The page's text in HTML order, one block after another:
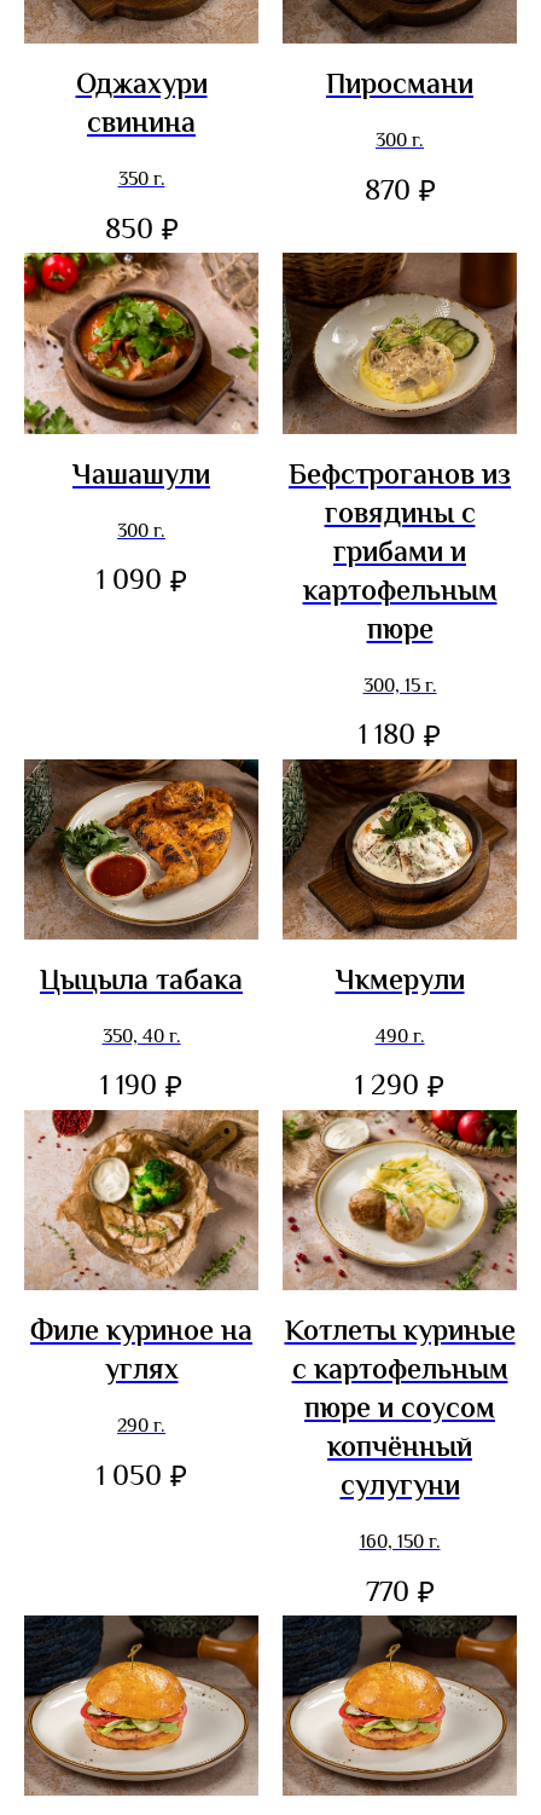
Оджахури
свинина
350 г.
850 ₽
Пиросмани
300 г.
870 ₽
Чашашули
300 г.
1 090 ₽
Бефстроганов из
говядины с
грибами и
картофельным
пюре
300, 15 г.
1 180 ₽
Цыцыла табака
350, 40 г.
1 190 ₽
Чкмерули
490 г.
1 290 ₽
Филе куриное на
углях
290 г.
1 050 ₽
Котлеты куриные
с картофельным
пюре и соусом
копчённый
сулугуни
160, 150 г.
770 ₽